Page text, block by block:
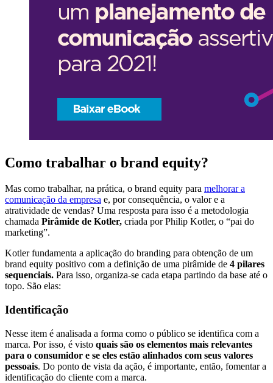
Como trabalhar o brand equity?
Mas como trabalhar, na prática, o brand equity para melhorar a
comunicação da empresa e, por consequência, o valor e a
atratividade de vendas? Uma resposta para isso é a metodologia
chamada Pirâmide de Kotler, criada por Philip Kotler, o “pai do
marketing”.
Kotler fundamenta a aplicação do branding para obtenção de um
brand equity positivo com a definição de uma pirâmide de 4 pilares
sequenciais. Para isso, organiza-se cada etapa partindo da base até o
topo. São elas:
Identificação
Nesse item é analisada a forma como o público se identifica com a
marca. Por isso, é visto quais são os elementos mais relevantes
para o consumidor e se eles estão alinhados com seus valores
pessoais. Do ponto de vista da ação, é importante, então, fomentar a
identificação do cliente com a marca.